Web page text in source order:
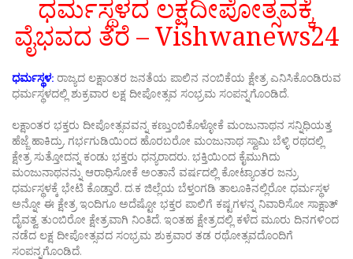
ಧರ್ಮಸ್ಥಳದ ಲಕ್ಷದೀಪೋತ್ಸವಕ್ಕೆ
ವೈಭವದ ತೆರೆ – Vishwanews24
ಧರ್ಮಸ್ಥಳ: ರಾಜ್ಯದ ಲಕ್ಷಾಂತರ ಜನತೆಯ ಪಾಲಿನ ನಂಬಿಕೆಯ ಕ್ಷೇತ್ರ ಎನಿಸಿಕೊಂಡಿರುವ
ಧರ್ಮಸ್ಥಳದಲ್ಲಿ ಶುಕ್ರವಾರ ಲಕ್ಷ ದೀಪೋತ್ಸವ ಸಂಭ್ರಮ ಸಂಪನ್ನಗೊಂಡಿದೆ.
ಲಕ್ಷಾಂತರ ಭಕ್ತರು ದೀಪೋತ್ಸವವನ್ನ ಕಣ್ತುಂಬಿಕೊಳ್ಳೋಕೆ ಮಂಜುನಾಥನ ಸನ್ನಿಧಿಯತ್ತ
ಹೆಜ್ಜೆ ಹಾಕಿದ್ರು. ಗರ್ಭಗುಡಿಯಿಂದ ಹೊರಬರೋ ಮಂಜುನಾಥ ಸ್ವಾಮಿ ಬೆಳ್ಳಿ ರಥದಲ್ಲಿ
ಕ್ಷೇತ್ರ ಸುತ್ತೋದನ್ನ ಕಂಡು ಭಕ್ತರು ಧನ್ಯರಾದರು. ಭಕ್ತಿಯಿಂದ ಕೈಮುಗಿದು
ಮಂಜುನಾಥನನ್ನು ಆರಾಧಿಸೋಕೆ ಅಂತಾನೆ ವರ್ಷದಲ್ಲಿ ಕೋಟ್ಯಾಂತರ ಜನ್ರು
ಧರ್ಮಸ್ಥಳಕ್ಕೆ ಭೇಟಿ ಕೊಡ್ತಾರೆ. ದ.ಕ ಜಿಲ್ಲೆಯ ಬೆಳ್ತಂಗಡಿ ತಾಲೂಕಿನಲ್ಲಿರೋ ಧರ್ಮಸ್ಥಳ
ಅನ್ನೋ ಈ ಕ್ಷೇತ್ರ ಇಂದಿಗೂ ಅದೆಷ್ಟೋ ಭಕ್ತರ ಪಾಲಿಗೆ ಕಷ್ಟಗಳನ್ನ ನಿವಾರಿಸೋ ಸಾಕ್ಷಾತ್
ದೈವತ್ವ ತುಂಬಿರೋ ಕ್ಷೇತ್ರವಾಗಿ ನಿಂತಿದೆ. ಇಂತಹ ಕ್ಷೇತ್ರದಲ್ಲಿ ಕಳೆದ ಮೂರು ದಿನಗಳಿಂದ
ನಡೆದ ಲಕ್ಷ ದೀಪೋತ್ಸವದ ಸಂಭ್ರಮ ಶುಕ್ರವಾರ ತಡ ರಥೋತ್ಸವದೊಂದಿಗೆ
ಸಂಪನ್ನಗೊಂಡಿದೆ.